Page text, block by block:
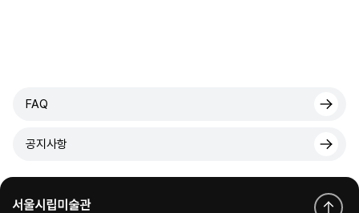
FAQ
공지사항